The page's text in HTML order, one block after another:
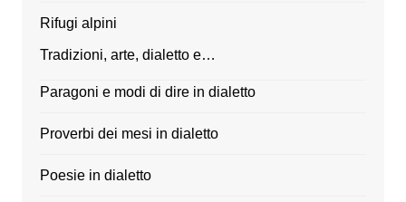
Rifugi alpini
Tradizioni, arte, dialetto e…
Paragoni e modi di dire in dialetto
Proverbi dei mesi in dialetto
Poesie in dialetto